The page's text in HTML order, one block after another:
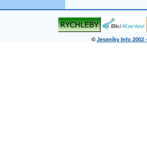
© Jeseníky Info 2002